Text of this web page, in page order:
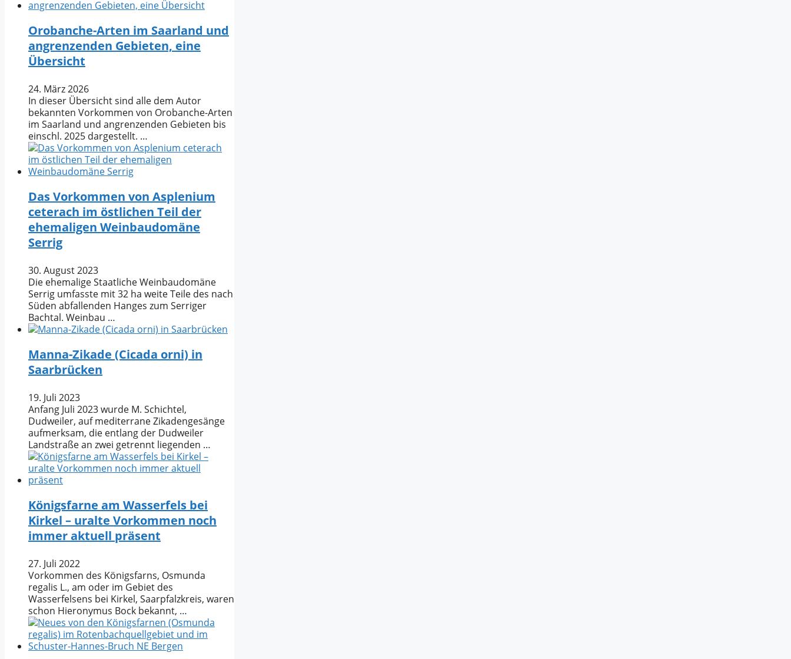
Orobanche-Arten im Saarland und
angrenzenden Gebieten, eine
Übersicht
24. März 2026
In dieser Übersicht sind alle dem Autor
bekannten Vorkommen von Orobanche-Arten
im Saarland und angrenzenden Gebieten bis
einschl. 2025 dargestellt. …
Das Vorkommen von Asplenium
ceterach im östlichen Teil der
ehemaligen Weinbaudomäne
Serrig
30. August 2023
Die ehemalige Staatliche Weinbaudomäne
Serrig umfasste mit 32 ha weite Teile des nach
Süden abfallenden Hanges zum Serriger
Bachtal. Weinbau …
Manna-Zikade (Cicada orni) in
Saarbrücken
19. Juli 2023
Anfang Juli 2023 wurde M. Schichtel,
Dudweiler, auf mediterrane Zikadengesänge
aufmerksam, die entlang der Dudweiler
Landstraße an zwei getrennt liegenden …
Königsfarne am Wasserfels bei
Kirkel – uralte Vorkommen noch
immer aktuell präsent
27. Juli 2022
Vorkommen des Königsfarns, Osmunda
regalis L., am oder im Gebiet des
Wasserfelsens bei Kirkel, Saarpfalzkreis, waren
schon Hieronymus Bock bekannt, …